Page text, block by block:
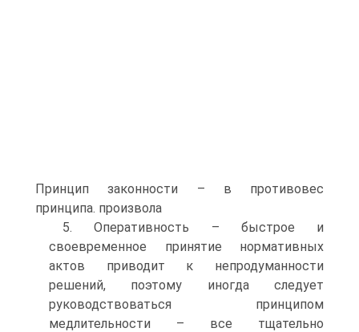
Принцип законности – в противовес
принципа. произвола
5. Оперативность – быстрое и
своевременное принятие нормативных
актов приводит к непродуманности
решений, поэтому иногда следует
руководствоваться принципом
медлительности – все тщательно